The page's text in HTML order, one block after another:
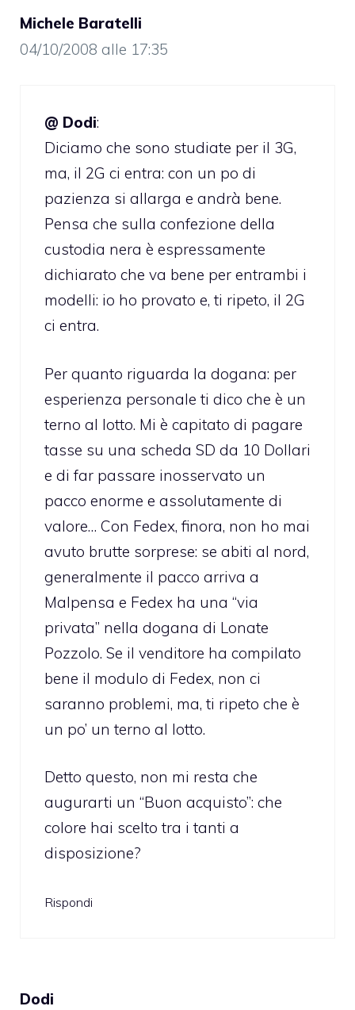
Michele Baratelli
04/10/2008 alle 17:35
@ Dodi:
Diciamo che sono studiate per il 3G,
ma, il 2G ci entra: con un po di
pazienza si allarga e andrà bene.
Pensa che sulla confezione della
custodia nera è espressamente
dichiarato che va bene per entrambi i
modelli: io ho provato e, ti ripeto, il 2G
ci entra.
Per quanto riguarda la dogana: per
esperienza personale ti dico che è un
terno al lotto. Mi è capitato di pagare
tasse su una scheda SD da 10 Dollari
e di far passare inosservato un
pacco enorme e assolutamente di
valore… Con Fedex, finora, non ho mai
avuto brutte sorprese: se abiti al nord,
generalmente il pacco arriva a
Malpensa e Fedex ha una “via
privata” nella dogana di Lonate
Pozzolo. Se il venditore ha compilato
bene il modulo di Fedex, non ci
saranno problemi, ma, ti ripeto che è
un po’ un terno al lotto.
Detto questo, non mi resta che
augurarti un “Buon acquisto”: che
colore hai scelto tra i tanti a
disposizione?
Rispondi
Dodi